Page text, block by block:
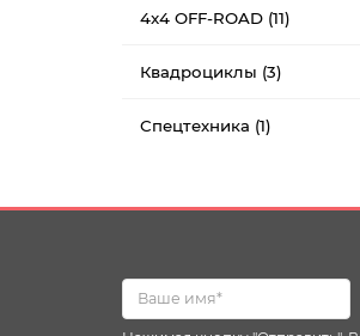
4x4 OFF-ROAD (11)
Квадроциклы (3)
Спецтехника (1)